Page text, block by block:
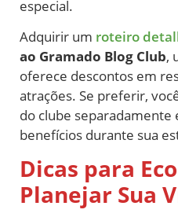
especial.
Adquirir um roteiro
ao Gramado Blog Club,
oferece descontos em
atrações. Se preferir,
do clube separadamente
benefícios durante sua
Dicas para
Planejar Sua